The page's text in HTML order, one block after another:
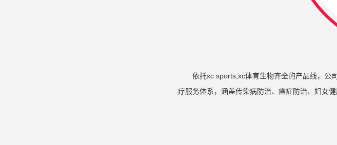
依托xc sports,xc体育生物齐全的产品线，
疗服务体系，涵盖传染病防治、癌症防治、妇女